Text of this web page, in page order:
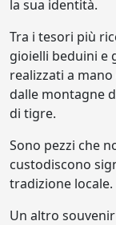
la sua identità.
Tra i tesori più
gioielli beduini e
realizzati a
dalle montagne
di tigre.
Sono pezzi che
custodiscono
tradizione locale.
Un altro